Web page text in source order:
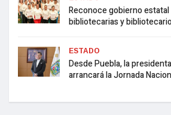
Reconoce gobierno
bibliotecarias y
ESTADO
Desde Puebla, la
arrancará la Jornada